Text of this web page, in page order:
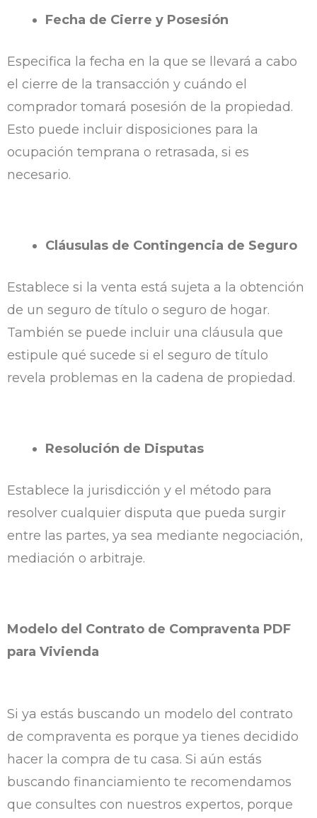
Fecha de Cierre y Posesión
Especifica la fecha en la que se llevará a cabo
el cierre de la transacción y cuándo el
comprador tomará posesión de la propiedad.
Esto puede incluir disposiciones para la
ocupación temprana o retrasada, si es
necesario.
Cláusulas de Contingencia de Seguro
Establece si la venta está sujeta a la obtención
de un seguro de título o seguro de hogar.
También se puede incluir una cláusula que
estipule qué sucede si el seguro de título
revela problemas en la cadena de propiedad.
Resolución de Disputas
Establece la jurisdicción y el método para
resolver cualquier disputa que pueda surgir
entre las partes, ya sea mediante negociación,
mediación o arbitraje.
Modelo del Contrato de Compraventa PDF
para Vivienda
Si ya estás buscando un modelo del contrato
de compraventa es porque ya tienes decidido
hacer la compra de tu casa. Si aún estás
buscando financiamiento te recomendamos
que consultes con nuestros expertos, porque